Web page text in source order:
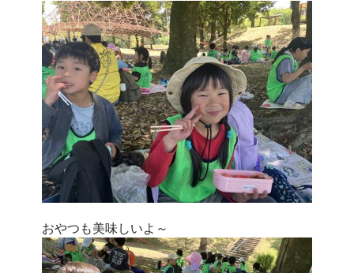
おやつも美味しいよ～